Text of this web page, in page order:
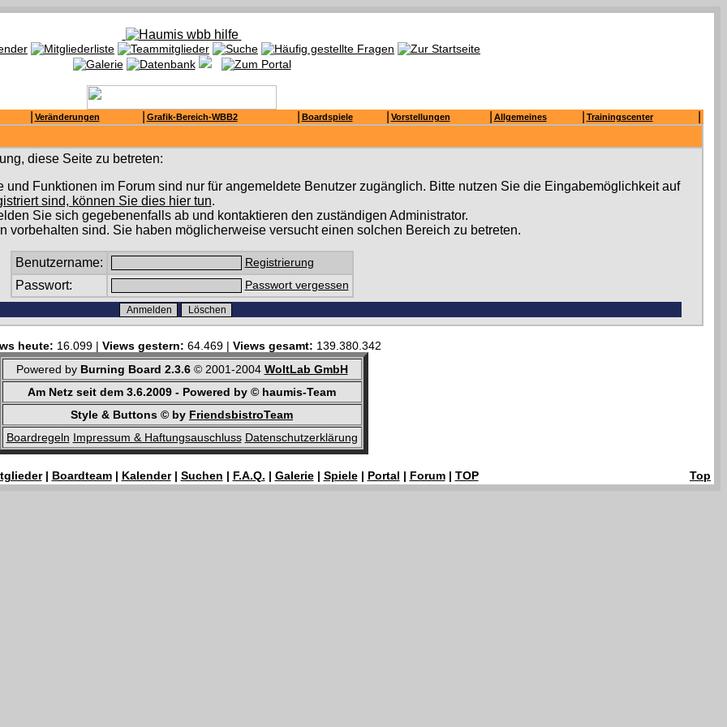
Veränderungen Grafik-Bereich-WBB2 Boardspiele Vorstellungen Allgemeines Trainingscenter
diese Seite zu betreten:
Funktionen im Forum sind nur für angemeldete Benutzer zugänglich. Bitte nutzen Sie die Eingabemöglichkeit auf
sind, können Sie dies hier tun.
Sie sich gegebenenfalls ab und kontaktieren den zuständigen Administrator.
vorbehalten sind. Sie haben möglicherweise versucht einen solchen Bereich zu betreten.
Benutzername: Registrierung
Passwort: Passwort vergessen
heute: 16.099 | Views gestern: 64.469 | Views gesamt: 139.380.342
Powered by Burning Board 2.3.6© 2001-2004 WoltLab GmbH
Am Netz seit dem 3.6.2009 - Powered by © haumis-Team
Style & Buttons © by FriendsbistroTeam
Boardregeln Impressum & Haftungsauschluss Datenschutzerklärung
| Boardteam| Kalender| Suchen | F.A.Q. | Galerie| Spiele| Portal | Forum| TOP Top